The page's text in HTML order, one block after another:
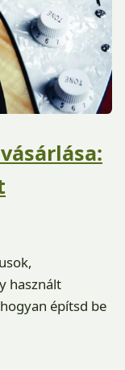
használt
építsd be